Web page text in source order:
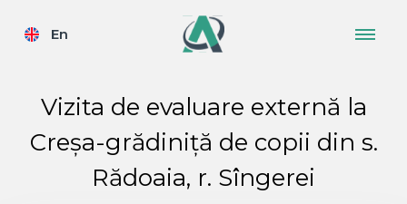
En
Vizita de evaluare externă la
Creșa-grădiniță de copii din s.
Rădoaia, r. Sîngerei